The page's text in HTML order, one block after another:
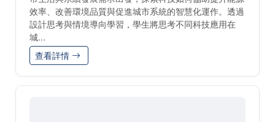
效率、改善環境品質與促進城市系統的智慧化運作。透過
設計思考與情境導向學習，學生將思考不同科技應用在
城...
查看詳情